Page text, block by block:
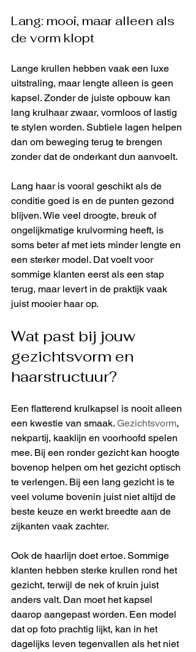
Lang: mooi, maar alleen als
de vorm klopt
Lange krullen hebben vaak een luxe
uitstraling, maar lengte alleen is geen
kapsel. Zonder de juiste opbouw kan
lang krulhaar zwaar, vormloos of lastig
te stylen worden. Subtiele lagen helpen
dan om beweging terug te brengen
zonder dat de onderkant dun aanvoelt.
Lang haar is vooral geschikt als de
conditie goed is en de punten gezond
blijven. Wie veel droogte, breuk of
ongelijkmatige krulvorming heeft, is
soms beter af met iets minder lengte en
een sterker model. Dat voelt voor
sommige klanten eerst als een stap
terug, maar levert in de praktijk vaak
juist mooier haar op.
Wat past bij jouw
gezichtsvorm en
haarstructuur?
Een flatterend krulkapsel is nooit alleen
een kwestie van smaak. Gezichtsvorm,
nekpartij, kaaklijn en voorhoofd spelen
mee. Bij een ronder gezicht kan hoogte
bovenop helpen om het gezicht optisch
te verlengen. Bij een lang gezicht is te
veel volume bovenin juist niet altijd de
beste keuze en werkt breedte aan de
zijkanten vaak zachter.
Ook de haarlijn doet ertoe. Sommige
klanten hebben sterke krullen rond het
gezicht, terwijl de nek of kruin juist
anders valt. Dan moet het kapsel
daarop aangepast worden. Een model
dat op foto prachtig lijkt, kan in het
dagelijks leven tegenvallen als het niet